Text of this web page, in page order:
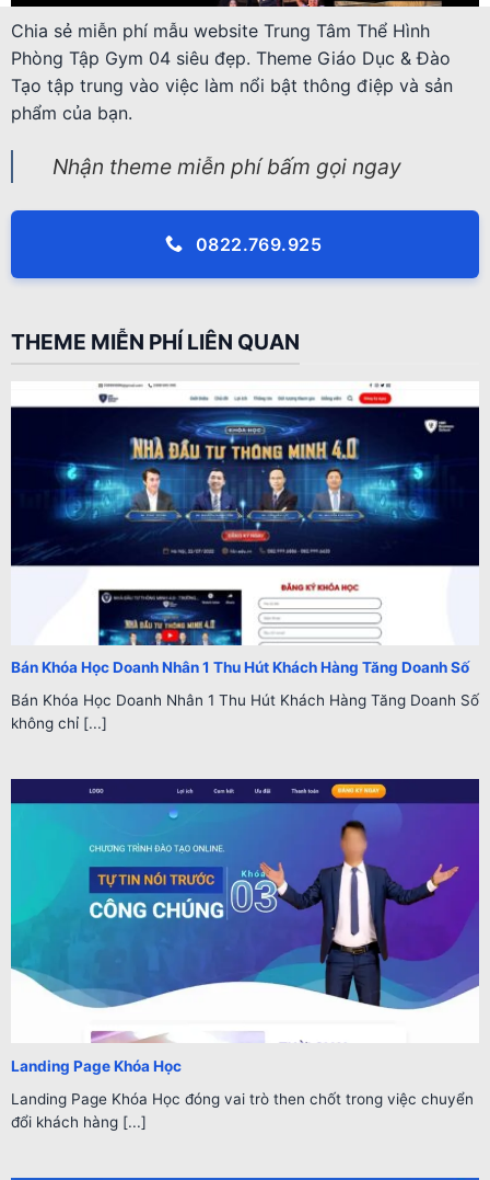
Chia sẻ miễn phí mẫu website Trung Tâm Thể Hình
Phòng Tập Gym 04 siêu đẹp. Theme Giáo Dục & Đào
Tạo tập trung vào việc làm nổi bật thông điệp và sản
phẩm của bạn.
Nhận theme miễn phí bấm gọi ngay
0822.769.925
THEME MIỄN PHÍ LIÊN QUAN
Bán Khóa Học Doanh Nhân 1 Thu Hút Khách Hàng Tăng Doanh Số
Bán Khóa Học Doanh Nhân 1 Thu Hút Khách Hàng Tăng Doanh Số
không chỉ [...]
Landing Page Khóa Học
Landing Page Khóa Học đóng vai trò then chốt trong việc chuyển
đổi khách hàng [...]